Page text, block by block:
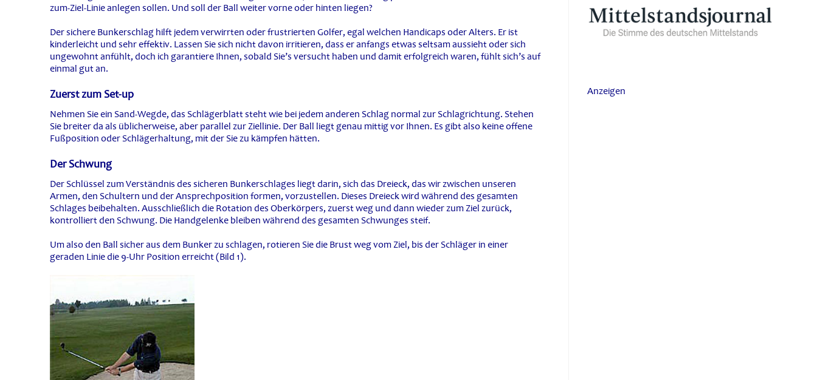
zum-Ziel-Linie anlegen sollen. Und soll der Ball weiter vorne oder hinten liegen?
Der sichere Bunkerschlag hilft jedem verwirrten oder frustrierten Golfer, egal welchen Handicaps oder Alters. Er ist
kinderleicht und sehr effektiv. Lassen Sie sich nicht davon irritieren, dass er anfangs etwas seltsam aussieht oder sich
ungewohnt anfühlt, doch ich garantiere Ihnen, sobald Sie’s versucht haben und damit erfolgreich waren, fühlt sich’s auf
einmal gut an.
Zuerst zum Set-up
Nehmen Sie ein Sand-Wegde, das Schlägerblatt steht wie bei jedem anderen Schlag normal zur Schlagrichtung. Stehen
Sie breiter da als üblicherweise, aber parallel zur Ziellinie. Der Ball liegt genau mittig vor Ihnen. Es gibt also keine offene
Fußposition oder Schlägerhaltung, mit der Sie zu kämpfen hätten.
Der Schwung
Der Schlüssel zum Verständnis des sicheren Bunkerschlages liegt darin, sich das Dreieck, das wir zwischen unseren
Armen, den Schultern und der Ansprechposition formen, vorzustellen. Dieses Dreieck wird während des gesamten
Schlages beibehalten. Ausschließlich die Rotation des Oberkörpers, zuerst weg und dann wieder zum Ziel zurück,
kontrolliert den Schwung. Die Handgelenke bleiben während des gesamten Schwunges steif.
Um also den Ball sicher aus dem Bunker zu schlagen, rotieren Sie die Brust weg vom Ziel, bis der Schläger in einer
geraden Linie die 9-Uhr Position erreicht (Bild 1).
Anzeigen